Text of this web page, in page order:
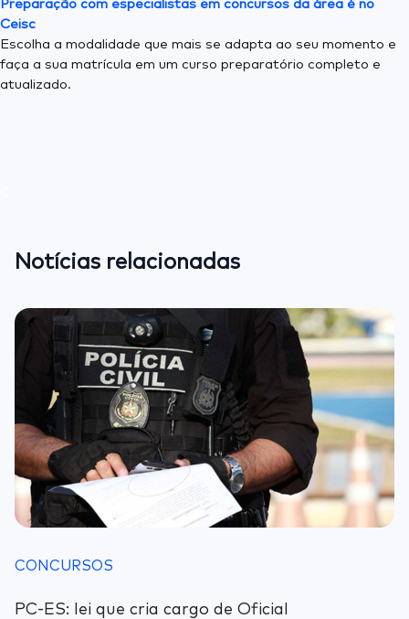
Preparação com especialistas em concursos da área é no
Ceisc
Escolha a modalidade que mais se adapta ao seu momento e
faça a sua matrícula em um curso preparatório completo e
atualizado.​
Notícias relacionadas
CONCURSOS
PC-ES: lei que cria cargo de Oficial